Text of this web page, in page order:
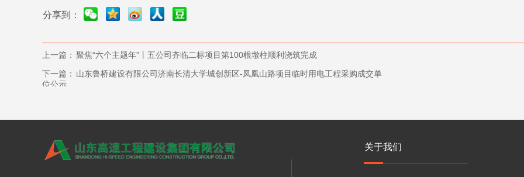
关于我们
上一篇： 聚焦“六个主题年”丨五公司齐临二标项目第100根墩柱顺利浇筑完成
下一篇： 山东鲁桥建设有限公司济南长清大学城创新区-凤凰山路项目临时用电工程采购成交单
位公示
分享到：